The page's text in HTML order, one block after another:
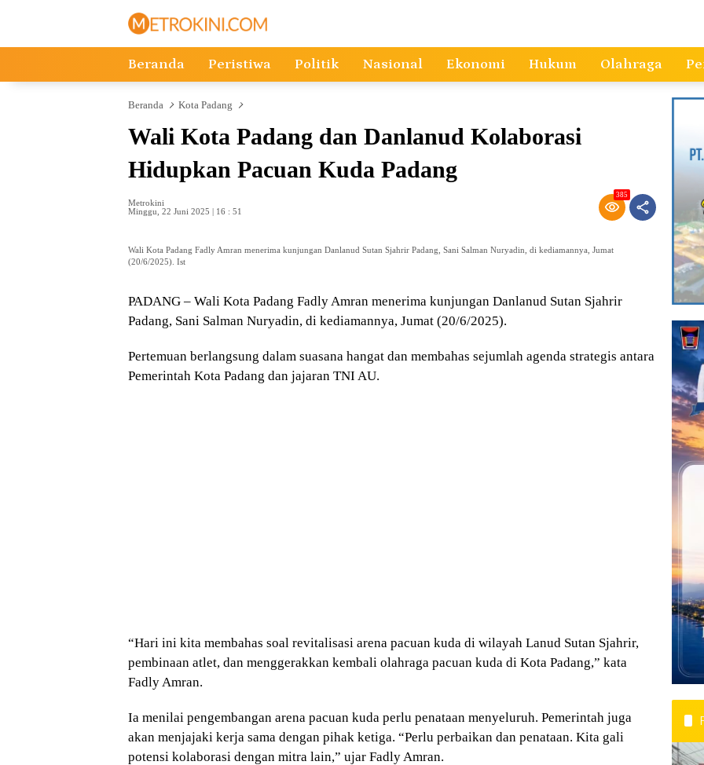
Beranda Peristiwa Politik Nasional Ekonomi Hukum Olahraga
Beranda Kota Padang
Wali Kota Padang dan Danlanud Kolaborasi
Hidupkan Pacuan Kuda Padang
Metrokini
Minggu, 22 Juni 2025 | 16 : 51
385
Wali Kota Padang Fadly Amran menerima kunjungan Danlanud Sutan Sjahrir Padang, Sani Salman Nuryadin, di kediamannya, Jumat
(20/6/2025). Ist
PADANG – Wali Kota Padang Fadly Amran menerima kunjungan Danlanud Sutan Sjahrir
Padang, Sani Salman Nuryadin, di kediamannya, Jumat (20/6/2025).
Pertemuan berlangsung dalam suasana hangat dan membahas sejumlah agenda strategis antara
Pemerintah Kota Padang dan jajaran TNI AU.
“Hari ini kita membahas soal revitalisasi arena pacuan kuda di wilayah Lanud Sutan Sjahrir,
pembinaan atlet, dan menggerakkan kembali olahraga pacuan kuda di Kota Padang,” kata
Fadly Amran.
Ia menilai pengembangan arena pacuan kuda perlu penataan menyeluruh. Pemerintah juga
akan menjajaki kerja sama dengan pihak ketiga. “Perlu perbaikan dan penataan. Kita gali
potensi kolaborasi dengan mitra lain,” ujar Fadly Amran.